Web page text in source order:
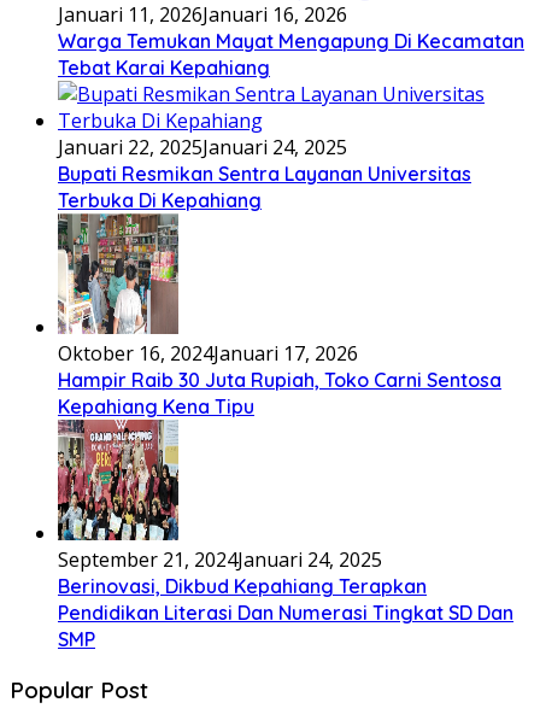
Januari 11, 2026Januari 16, 2026
Warga Temukan Mayat Mengapung Di Kecamatan
Tebat Karai Kepahiang
Januari 22, 2025Januari 24, 2025
Bupati Resmikan Sentra Layanan Universitas
Terbuka Di Kepahiang
Oktober 16, 2024Januari 17, 2026
Hampir Raib 30 Juta Rupiah, Toko Carni Sentosa
Kepahiang Kena Tipu
September 21, 2024Januari 24, 2025
Berinovasi, Dikbud Kepahiang Terapkan
Pendidikan Literasi Dan Numerasi Tingkat SD Dan
SMP
Popular Post